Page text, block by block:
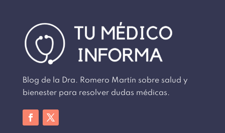
Blog de la Dra. Romero Martín sobre salud y
bienester para resolver dudas médicas.